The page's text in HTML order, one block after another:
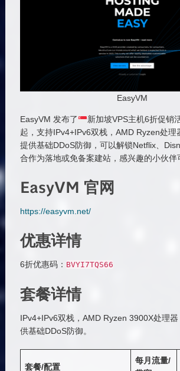
EasyVM
EasyVM 发布了
新加坡VPS主机6折促销
起，支持IPv4+IPv6双栈，AMD Ryzen处理
提供基础DDoS防御，可以解锁Netflix、
合作为落地或免备案建站，感兴趣的小伙伴
EasyVM 官网
https://easyvm.net/
优惠详情
6折优惠码： BVYI7TQS66
套餐详情
IPv4+IPv6双栈，AMD Ryzen 3900X处理
供基础DDoS防御。
套餐/配置
每月流量/